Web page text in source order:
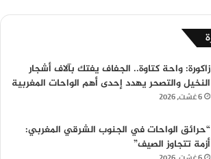
زاكورة: واحة كتاوة.. الجفاف يفتك بآلاف أشجار
النخيل والتصحر يهدد إحدى أهم الواحات المغربية
6 غشت، 2026
“حرائق الواحات في الجنوب الشرقي المغربي:
أزمة تتجاوز الصيف”